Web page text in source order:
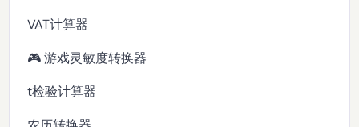
VAT计算器
🎮 游戏灵敏度转换器
t检验计算器